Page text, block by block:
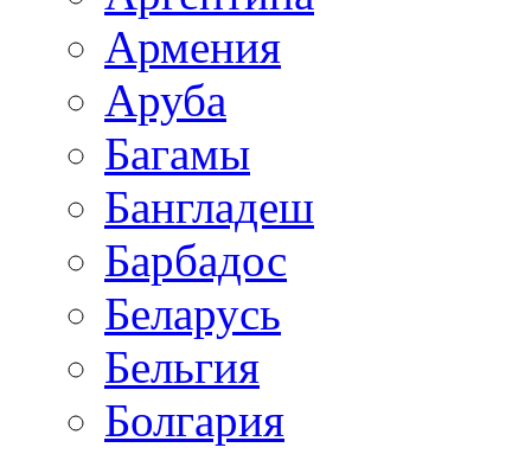
Армения
Аруба
Багамы
Бангладеш
Барбадос
Беларусь
Бельгия
Болгария